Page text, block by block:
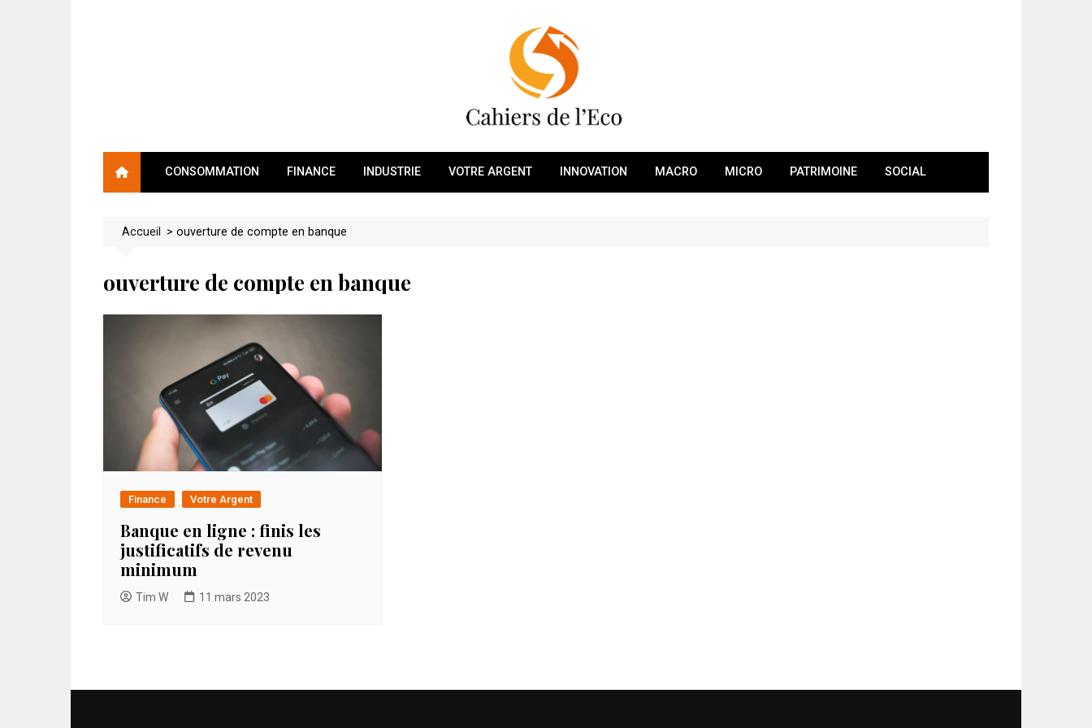
CONSOMMATION FINANCE INDUSTRIE VOTRE ARGENT INNOVATION MACRO MICRO PATRIMOINE SOCIAL
Accueil >ouverture de compte en banque
ouverture de compte en banque
Finance Votre Argent
Banque en ligne : finis les
justificatifs de revenu
minimum
Tim W 11 mars 2023